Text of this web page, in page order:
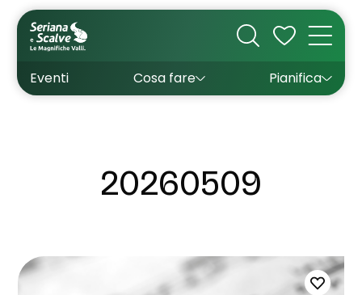
Eventi Cosa fare
Cultura
Outdoor
Pianifica
Dove dormire
Come arrivare
Come muoversi
Wishlist
20260509